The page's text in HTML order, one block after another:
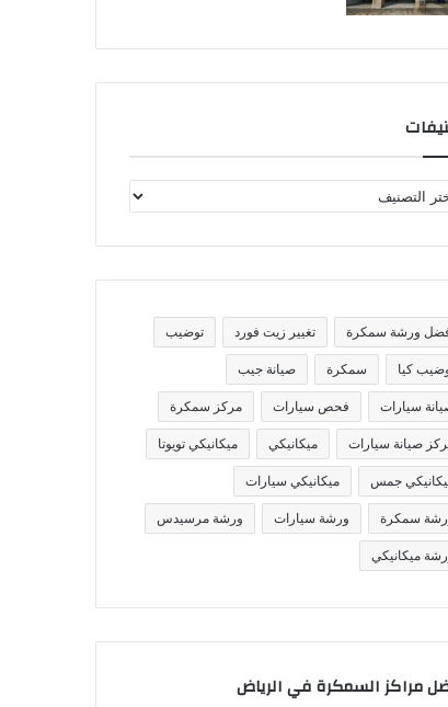
ورشة سمكرة تغيير زيت فورد توضيب
كيا سمكرة صيانة جيب
سيارات فحص سيارات مركز سمكرة
صيانة سيارات ميكانيكي ميكانيكي تويوتا
جمس ميكانيكي سيارات
سمكرة ورشة سيارات ورشة مرسيدس
ميكانيكي
مراكز السمكرة في الرياض